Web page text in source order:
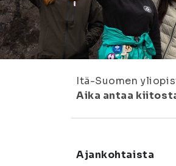
Itä-Suomen
Aika antaa
Ajankohtaista